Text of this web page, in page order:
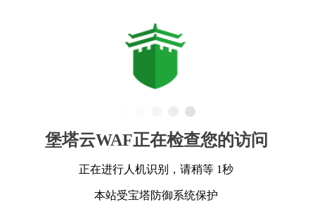
堡塔云WAF正在检查您的访问
正在进行人机识别，请稍等 1秒
本站受宝塔防御系统保护